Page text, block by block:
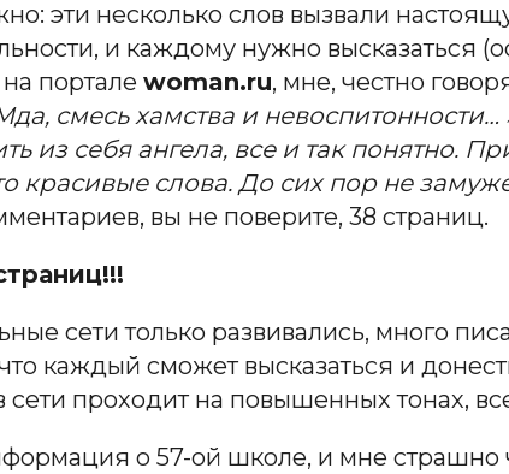
эти несколько слов вызвали
и каждому нужно высказаться
портале woman.ru, мне, честно
смесь хамства и
из себя ангела, все и так понятно.
красивые слова. До сих пор не
вы не поверите, 38 страниц.
сети только развивались, много
каждый сможет высказаться и
проходит на повышенных тонах,
о 57-ой школе, и мне страшно